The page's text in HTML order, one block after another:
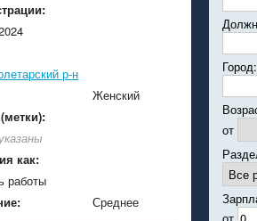
р-н
Женский
как:
работы
Среднее
Город:
от